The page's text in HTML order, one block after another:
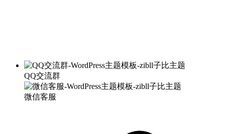
QQ交流群
微信客服